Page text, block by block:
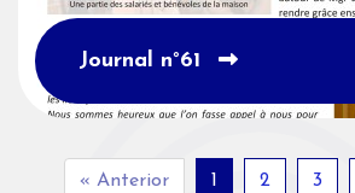
Journal n°61
« Anterior 1 2 3